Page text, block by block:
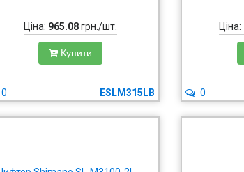
Ціна: 965.08грн./шт.
Купити
ESLM315LB
0
Ціна:
0